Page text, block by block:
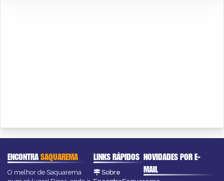
ENCONTRASAQUAREMA
O melhor de Saquarema
LINKS RÁPIDOS
Sobre
NOVIDADES POR E-
MAIL